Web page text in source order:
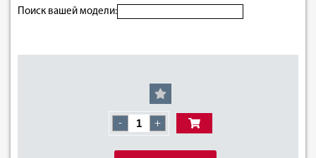
Поиск вашей модели:
- +